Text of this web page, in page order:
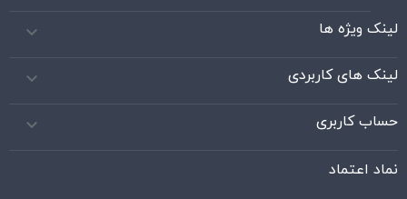
لینک ویژه ها 
لینک های کاربردی 
حساب کاربری 
نماد اعتماد